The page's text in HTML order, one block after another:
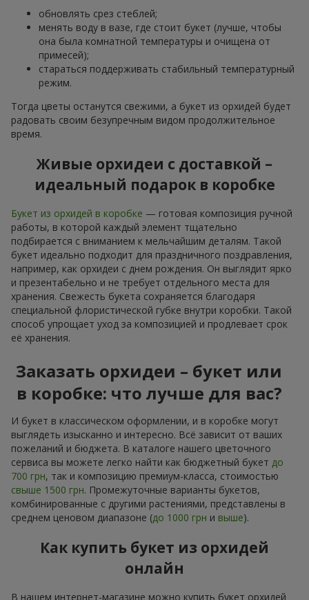
обновлять срез стеблей;
менять воду в вазе, где стоит букет (лучше, чтобы
она была комнатной температуры и очищена от
примесей);
стараться поддерживать стабильный температурный
режим.
Тогда цветы останутся свежими, а букет из орхидей будет
радовать своим безупречным видом продолжительное
время.
Живые орхидеи с доставкой –
идеальный подарок в коробке
Букет из орхидей в коробке — готовая композиция ручной
работы, в которой каждый элемент тщательно
подбирается с вниманием к мельчайшим деталям. Такой
букет идеально подходит для праздничного поздравления,
например, как орхидеи с днем рождения. Он выглядит ярко
и презентабельно и не требует отдельного места для
хранения. Свежесть букета сохраняется благодаря
специальной флористической губке внутри коробки. Такой
способ упрощает уход за композицией и продлевает срок
её хранения.
Заказать орхидеи – букет или
в коробке: что лучше для вас?
И букет в классическом оформлении, и в коробке могут
выглядеть изысканно и интересно. Всё зависит от ваших
пожеланий и бюджета. В каталоге нашего цветочного
сервиса вы можете легко найти как бюджетный букет до
700 грн, так и композицию премиум-класса, стоимостью
свыше 1500 грн. Промежуточные варианты букетов,
комбинированные с другими растениями, представлены в
среднем ценовом диапазоне (до 1000 грн и выше).
Как купить букет из орхидей
онлайн
В нашем интернет-магазине можно купить букет орхидей